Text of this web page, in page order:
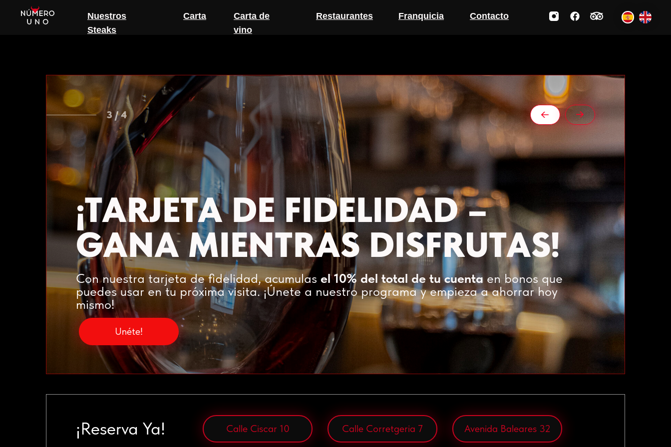
Nuestros
Steaks
Carta
Carta de
vino
Restaurantes Contacto
Franquicia
Unéte!
¡TARJETA DE FIDELIDAD –
GANA MIENTRAS DISFRUTAS!
3 / 4
Con nuestra tarjeta de fidelidad, acumulas el 10% del total de tu cuentaen bonos que
puedes usar en tu próxima visita. ¡Únete a nuestro programa y empieza a ahorrar hoy
mismo!
Calle Corretgeria 7 Avenida Baleares 32
Calle Ciscar 10
¡Reserva Ya!